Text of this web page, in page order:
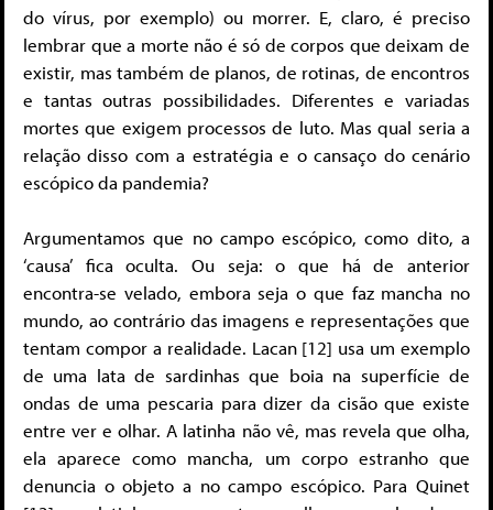
do vírus, por exemplo) ou morrer. E, claro, é preciso
lembrar que a morte não é só de corpos que deixam de
existir, mas também de planos, de rotinas, de encontros
e tantas outras possibilidades. Diferentes e variadas
mortes que exigem processos de luto. Mas qual seria a
relação disso com a estratégia e o cansaço do cenário
escópico da pandemia?
Argumentamos que no campo escópico, como dito, a
‘causa’ fica oculta. Ou seja: o que há de anterior
encontra-se velado, embora seja o que faz mancha no
mundo, ao contrário das imagens e representações que
tentam compor a realidade. Lacan [12] usa um exemplo
de uma lata de sardinhas que boia na superfície de
ondas de uma pescaria para dizer da cisão que existe
entre ver e olhar. A latinha não vê, mas revela que olha,
ela aparece como mancha, um corpo estranho que
denuncia o objeto a no campo escópico. Para Quinet